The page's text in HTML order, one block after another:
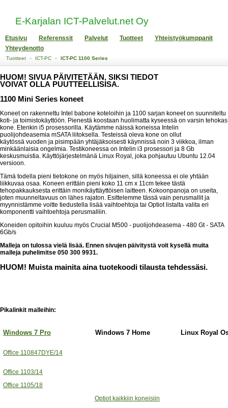
E-Karjalan ICT-Palvelut.net Oy
Etusivu Referenssit Palvelut Tuotteet
Yhteistyökumppanit
Yhteydenotto
Tuotteet » ICT-PC » ICT-PC 1100 Series
HUOM! SIVUA PÄIVITETÄÄN, SIKSI TIEDOT
VOIVAT OLLA PUUTTEELLISISA.
1100 Mini Series koneet
​Koneet on rakennettu Intel babone koteloihin ja 1100 sarjan koneet on suunniteltu
koti- ja toimistokäyttöön. Pienestä koostaan huolimatta kyseessä on varsin tehokas
kone. Etenkin i5 prosessorilla. Käytämme näissä koneissa Intelin
puolijohdeasemia mSATA liitoksella. Testeissä oleva kone on ollut
käytössä vuoden ja pisimpään yhtäjäksoisesti käynnissä noin 3 viikkoa, ilman
minkäänlaisia ongelmia. Testikoneessa on Intelin i3 prosessori ja 8 Gb
keskusmuistia. Käyttöjärjestelmänä Linux Royal, joka pohjautuu Ubuntu 12.04
versioon.
Tämä todella pieni tietokone on myös hiljainen, sillä koneessa ei ole yhtään
liikkuvaa osaa. Koneen erittäin pieni koko 11 cm x 11cm tekee tästä
tehopakkauksesta erittäin monikäyttäyttöisen laitteen. Kokoonpanoja on useita,
joten muunneltavuus on lähes rajaton. Esittelemme tässä vain perusmallit ja
myynnistämme voitte tiedustella lisää vaihtoehtoja tai Optiot listalta valita eri
komponentti vaihtoehtoja perusmalliin.
Koneiden opitoihin kuuluu myös Crucial M500 - puolijohdeasema - 480 Gt - SATA
6Gb/s
Malleja on tulossa vielä lisää. Ennen sivujen päivitystä voit kysellä muita
malleja puhelimitse 050 300 9931.
HUOM! Muista mainita aina tuotekoodi tilausta tehdessäsi.
Pikalinkit malleihin:
Windows 7 Pro Windows 7 Home Linux Royal
Office 110847DYE/14
Office 1103/14
Office 1105/18
Optiot kaikkiin koneisiin